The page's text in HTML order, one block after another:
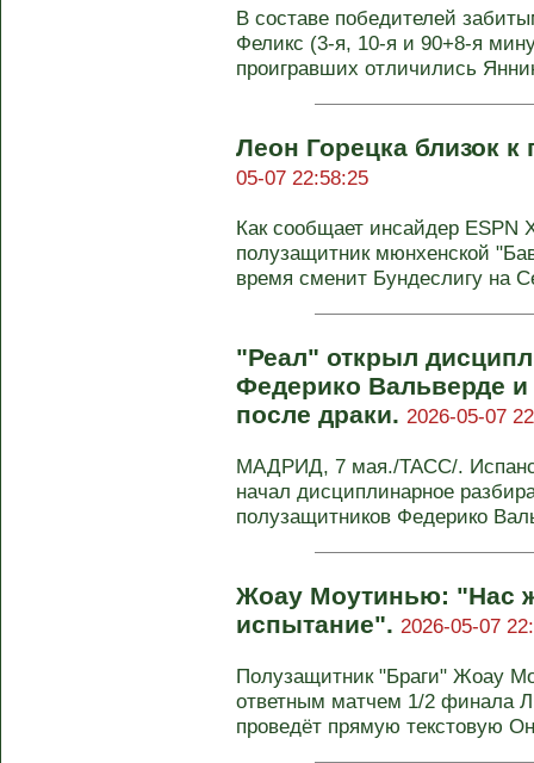
В составе победителей
Феликс (3-я, 10-я и 90+8-я
проигравших отличились
Леон Горецка близок
05-07 22:58:25
Как сообщает инсайдер ESPN
полузащитник мюнхенской
время сменит Бундеслигу на
"Реал" открыл
Федерико Вальверде
после драки. 2026-05-07
МАДРИД, 7 мая./ТАСС/.
начал дисциплинарное
полузащитников Федерико
Жоау Моутинью: "Нас
испытание". 2026-05-07
Полузащитник "Браги" Жоау
ответным матчем 1/2 финала
проведёт прямую текстовую